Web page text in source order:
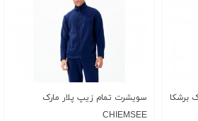
برشکا
سویشرت تمام زیپ پلار مارک
CHIEMSEE